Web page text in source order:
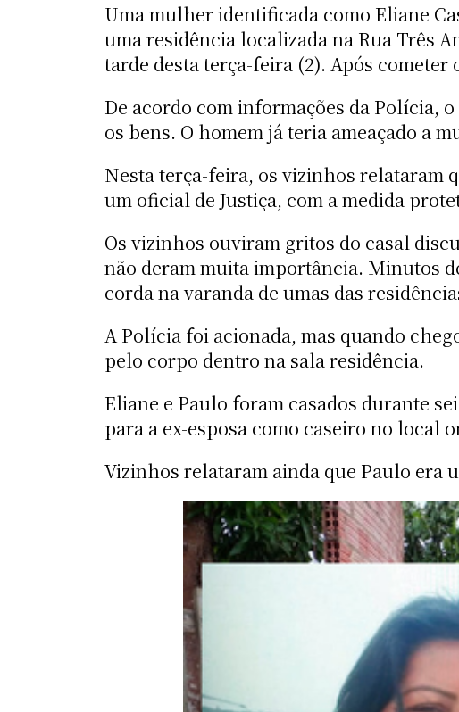
Uma mulher identificada como Eliane
uma residência localizada na Rua Três
tarde desta terça-feira (2). Após
De acordo com informações da Polícia,
os bens. O homem já teria ameaçado a
Nesta terça-feira, os vizinhos relataram
um oficial de Justiça, com a medida
Os vizinhos ouviram gritos do casal
não deram muita importância. Minutos
corda na varanda de umas das
A Polícia foi acionada, mas quando
pelo corpo dentro na sala residência.
Eliane e Paulo foram casados durante
para a ex-esposa como caseiro no local
Vizinhos relataram ainda que Paulo era